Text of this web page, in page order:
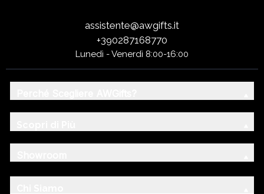
assistente@awgifts.it
+390287168770
Lunedì - Venerdì 8:00-16:00